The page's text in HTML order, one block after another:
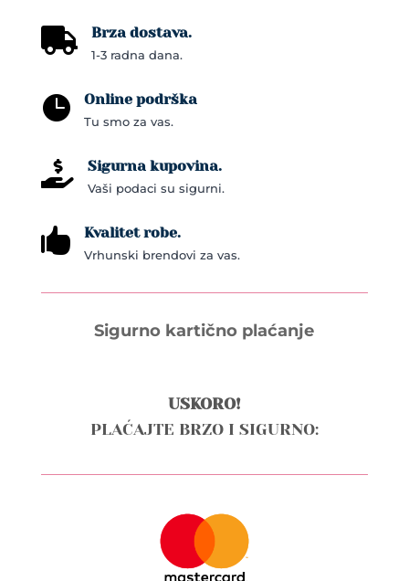
chosen
product
page
 Brza dostava.
1-3 radna dana.
 Online podrška
Tu smo za vas.
 Sigurna kupovina.
Vaši podaci su sigurni.
 Kvalitet robe.
Vrhunski brendovi za vas.
Sigurno kartično plaćanje
USKORO!
PLAĆAJTE BRZO I SIGURNO: